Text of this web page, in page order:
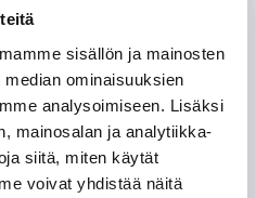
sisällön ja mainosten
ominaisuuksien
analysoimiseen. Lisäksi
mainosalan ja analytiikka-
siitä, miten käytät
voivat yhdistää näitä